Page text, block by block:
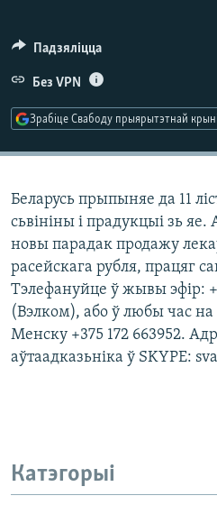
КАЛЯНДАР
НА ХВАЛЯХ СВАБОДЫ
Падзяліцца
Без VPN
Зрабіце Свабоду прыярытэтнай
Беларусь прыпыняе да 11
сьвініны і прадукцыі зь
новы парадак продажу
расейскага рубля, працяг
Тэлефануйце ў жывы эфір:
(Вэлком), або ў любы час на
Менску +375 172 663952.
аўтаадказьніка ў SKYPE:
Катэгорыі